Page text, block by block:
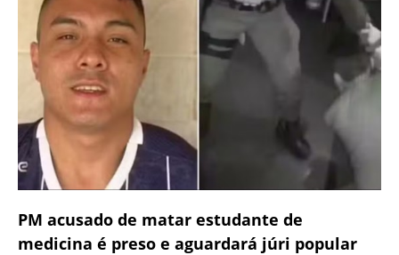
PM acusado de matar estudante de
medicina é preso e aguardará júri popular